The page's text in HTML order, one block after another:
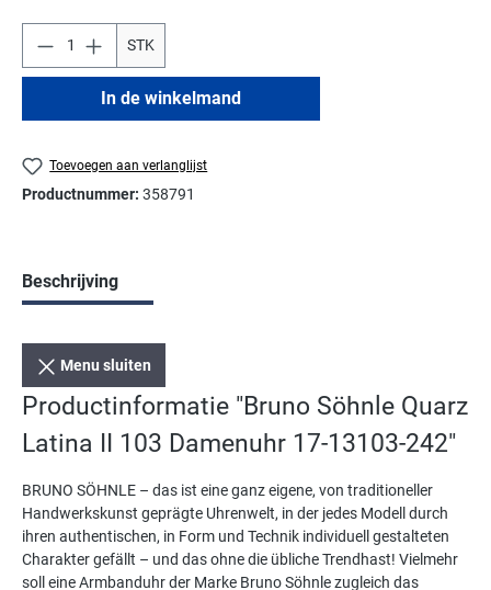
STK
In de winkelmand
Toevoegen aan verlanglijst
Productnummer: 358791
Beschrijving
Menu sluiten
Productinformatie "Bruno Söhnle Quarz
Latina II 103 Damenuhr 17-13103-242"
BRUNO SÖHNLE – das ist eine ganz eigene, von traditioneller
Handwerkskunst geprägte Uhrenwelt, in der jedes Modell durch
ihren authentischen, in Form und Technik individuell gestalteten
Charakter gefällt – und das ohne die übliche Trendhast! Vielmehr
soll eine Armbanduhr der Marke Bruno Söhnle zugleich das